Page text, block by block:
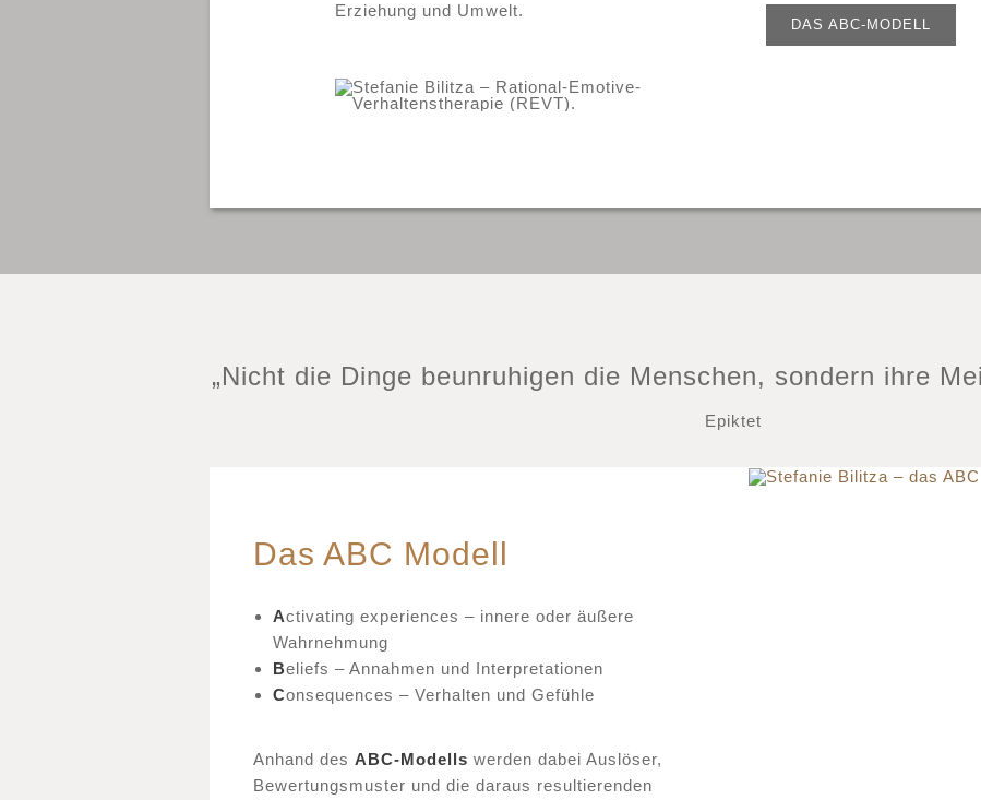
Erziehung und Umwelt.
DAS ABC-MODELL
„Nicht die Dinge beunruhigen die Menschen, sondern ihre
Epiktet
Das ABC Modell
Activating experiences – innere oder äußere
Wahrnehmung
Beliefs – Annahmen und Interpretationen
Consequences – Verhalten und Gefühle
Anhand des ABC-Modells werden dabei Auslöser,
Bewertungsmuster und die daraus resultierenden